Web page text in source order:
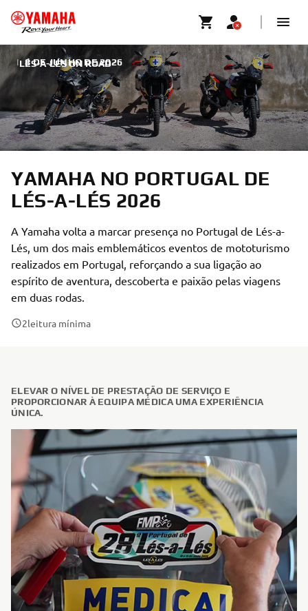
LÉS-A-LÉS ON ROAD
| 8 DE JUNHO DE 2026
YAMAHA NO PORTUGAL DE
LÉS-A-LÉS 2026
A Yamaha volta a marcar presença no Portugal de Lés-a-
Lés, um dos mais emblemáticos eventos de mototurismo
realizados em Portugal, reforçando a sua ligação ao
espírito de aventura, descoberta e paixão pelas viagens
em duas rodas.
2leitura mínima
ELEVAR O NÍVEL DE PRESTAÇÃO DE SERVIÇO E
PROPORCIONAR À EQUIPA MÉDICA UMA EXPERIÊNCIA
ÚNICA.